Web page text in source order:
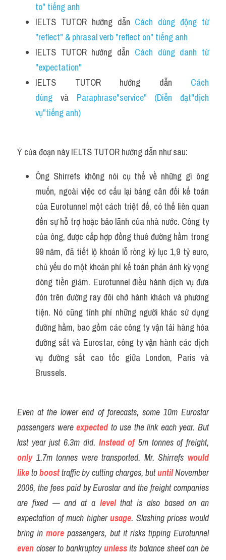
to" tiếng anh
IELTS TUTOR hướng dẫn Cách dùng động từ
"reflect" & phrasal verb "reflect on" tiếng anh
IELTS TUTOR hướng dẫn Cách dùng danh từ
"expectation"
IELTS TUTOR hướng dẫn Cách
dùng và Paraphrase"service" (Diễn đạt"dịch
vụ"tiếng anh)
Ý của đoạn này IELTS TUTOR hướng dẫn như sau:
Ông Shirrefs không nói cụ thể về những gì ông
muốn, ngoài việc cơ cấu lại bảng cân đối kế toán
của Eurotunnel một cách triệt để, có thể liên quan
đến sự hỗ trợ hoặc bảo lãnh của nhà nước. Công ty
của ông, được cấp hợp đồng thuê đường hầm trong
99 năm, đã tiết lộ khoản lỗ ròng kỷ lục 1,9 tỷ euro,
chủ yếu do một khoản phí kế toán phản ánh kỳ vọng
dòng tiền giảm. Eurotunnel điều hành dịch vụ đưa
đón trên đường ray đôi chở hành khách và phương
tiện. Nó cũng tính phí những người khác sử dụng
đường hầm, bao gồm các công ty vận tải hàng hóa
đường sắt và Eurostar, công ty vận hành các dịch
vụ đường sắt cao tốc giữa London, Paris và
Brussels.
Even at the lower end of forecasts, some 10m Eurostar
passengers were expected to use the link each year. But
last year just 6.3m did. Instead of
only 1.7m tonnes were transported. Mr. Shirrefs would
like to boosttraffic by cutting charges, butuntilNovember
2006, the fees paid by Eurostar and the freight companies
are fixed — and at a level that is also based on an
expectation of much higher usage. Slashing prices would
bring in more
passengers, but it risks tipping Eurotunnel
even closer to bankruptcy unless its balance sheet can be